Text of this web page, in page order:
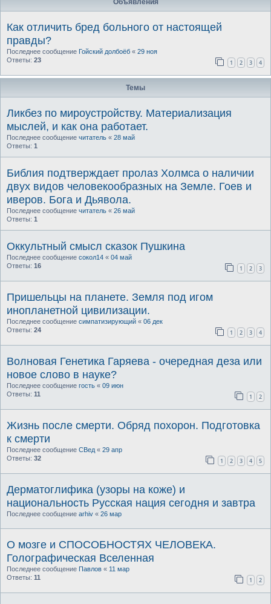
Как отличить бред больного от настоящей
правды?
Последнее сообщение Гойский долбоёб « 29 ноя
Ответы: 23 1 2 3 4
Темы
Ликбез по мироустройству. Материализация
мыслей, и как она работает.
Последнее сообщение читатель « 28 май
Ответы: 1
Библия подтверждает пролаз Холмса о наличии
двух видов человекообразных на Земле. Гоев и
иверов. Бога и Дьявола.
Последнее сообщение читатель « 26 май
Ответы: 1
Оккультный смысл сказок Пушкина
Последнее сообщение сокол14 « 04 май
Ответы: 16 1 2 3
Пришельцы на планете. Земля под игом
инопланетной цивилизации.
Последнее сообщение симпатизирующий « 06 дек
Ответы: 24 1 2 3 4
Волновая Генетика Гаряева - очередная деза или
новое слово в науке?
Последнее сообщение гость « 09 июн
Ответы: 11 1 2
Жизнь после смерти. Обряд похорон. Подготовка
к смерти
Последнее сообщение СВед « 29 апр
Ответы: 32 1 2 3 4 5
Дерматоглифика (узоры на коже) и
национальность Русская нация сегодня и завтра
Последнее сообщение arhiv « 26 мар
О мозге и СПОСОБНОСТЯХ ЧЕЛОВЕКА.
Голографическая Вселенная
Последнее сообщение Павлов « 11 мар
Ответы: 11 1 2